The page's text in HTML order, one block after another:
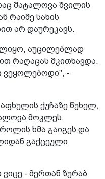
შატალოვა შვილის
რაიმე სახის
არ დაურეკავს.
აუცილებლად
რაღაცას მკითხავდა.
ვეყოლებოდი", -
ქუჩაზე წუხელ,
მოკლეს.
ხმა გაიგეს და
გაქცეული
- მერთან ზურაბ